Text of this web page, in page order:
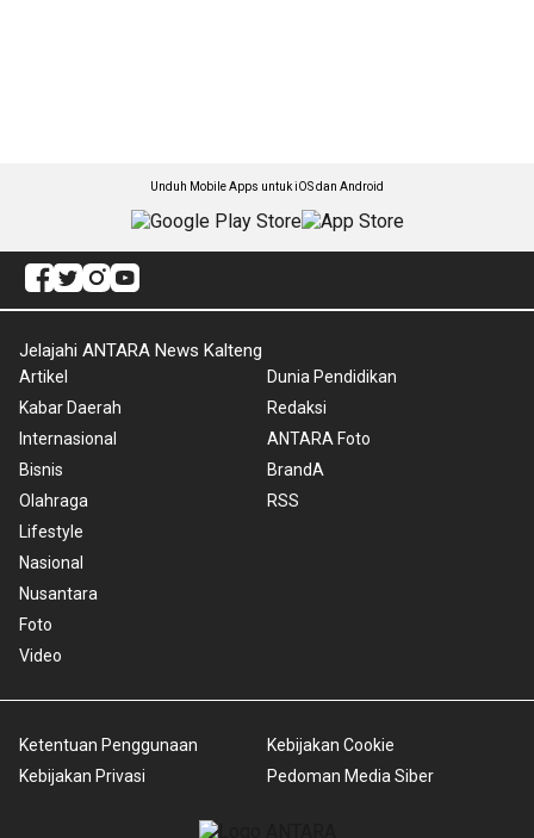
Unduh Mobile Apps untuk iOS dan Android
Jelajahi ANTARA News Kalteng
Artikel
Kabar Daerah
Internasional
Bisnis
Olahraga
Lifestyle
Nasional
Nusantara
Foto
Video
Dunia Pendidikan
Redaksi
ANTARA Foto
BrandA
RSS
Ketentuan Penggunaan
Kebijakan Privasi
Kebijakan Cookie
Pedoman Media Siber